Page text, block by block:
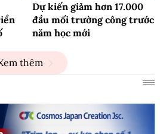
Dự kiến giảm hơn 17.000
đầu mối trường công trước
năm học mới
thêm